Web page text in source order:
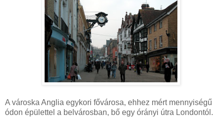
A városka Anglia egykori fővárosa, ehhez mért mennyiségű
ódon épülettel a belvárosban, bő egy órányi útra Londontól.